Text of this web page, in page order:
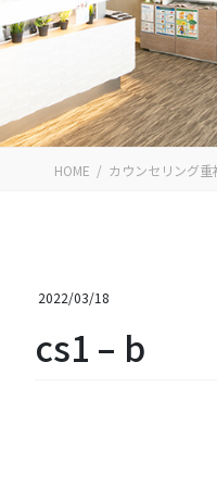
HOME カウンセリング重
2022/03/18
cs1 – b